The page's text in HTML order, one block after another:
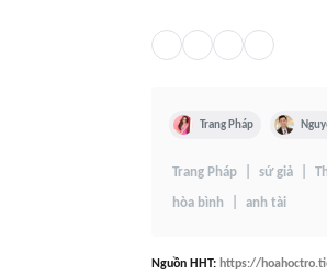
Trang Pháp
Trang Pháp sứ giả
hòa bình anh tài
Nguồn HHT: https://